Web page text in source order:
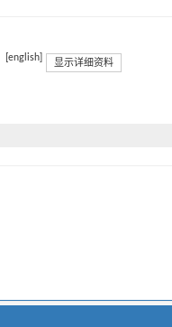
[english] 显示详细资料